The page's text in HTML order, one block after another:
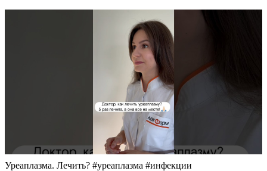
Уреаплазма. Лечить? #уреаплазма #инфекции